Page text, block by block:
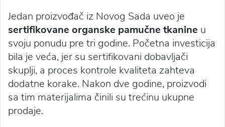
Jedan proizvođač iz Novog Sada uveo je
sertifikovane organske pamučne tkanine u
svoju ponudu pre tri godine. Početna investicija
bila je veća, jer su sertifikovani dobavljači
skuplji, a proces kontrole kvaliteta zahteva
dodatne korake. Nakon dve godine, proizvodi
sa tim materijalima činili su trećinu ukupne
prodaje.